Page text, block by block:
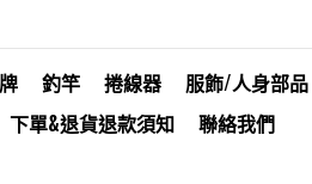
釣竿 捲線器 服飾/人身部品
下單&退貨退款須知
聯絡我們